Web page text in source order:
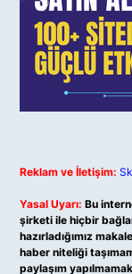
Reklam ve İletişim:
Yasal Uyarı: Bu
şirketi ile hiçbir
hazırladığımız
haber niteliği
paylaşım